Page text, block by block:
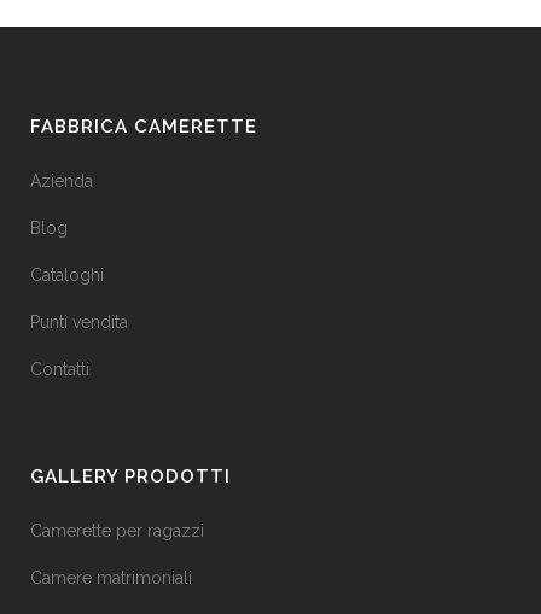
FABBRICA CAMERETTE
Azienda
Blog
Cataloghi
Punti vendita
Contatti
GALLERY PRODOTTI
Camerette per ragazzi
Camere matrimoniali